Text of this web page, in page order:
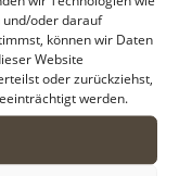
und/oder darauf
können wir Daten
Website
oder zurückziehst,
werden.
Mandy Lou dies
mehr leisten. So
in
bald wie
Zuhauses